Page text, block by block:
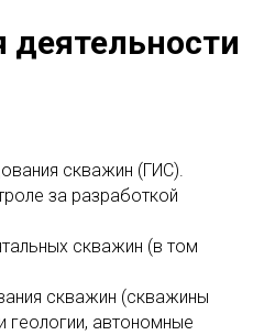
деятельности
скважин (ГИС).
за разработкой
скважин (в том
скважин (скважины
геологии, автономные